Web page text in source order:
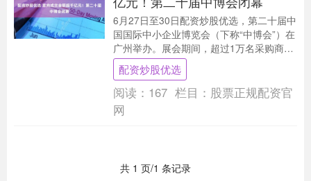
6月27日至30日配资炒股优选，第二十届中
国国际中小企业博览会（下称“中博会”）在
广州举办。展会期间，超过1万名采购商到
会参观、洽谈、采购，达成意向成交金额
超千....
配资炒股优选
阅读： 167 栏目： 股票正规配资官
网
共 1 页/1 条记录